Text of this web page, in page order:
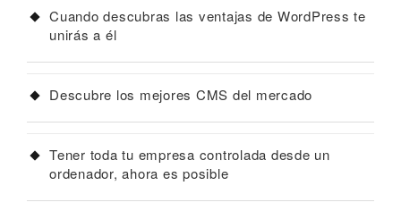
Cuando descubras las ventajas de WordPress te
unirás a él
Descubre los mejores CMS del mercado
Tener toda tu empresa controlada desde un
ordenador, ahora es posible